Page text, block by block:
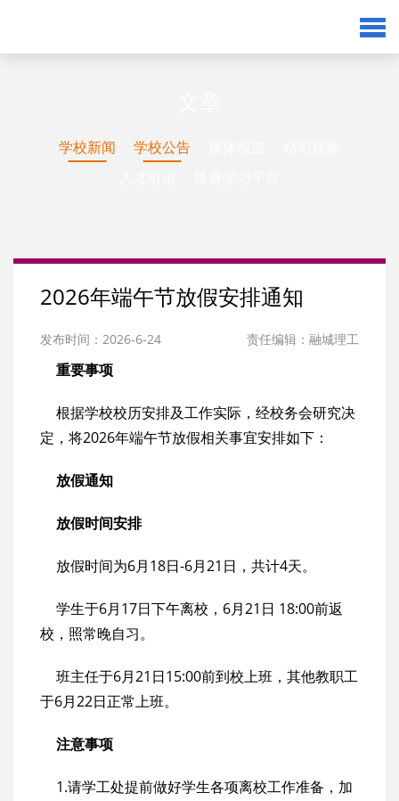
学校新闻 学校公告
2026年端午节放假安排通知
发布时间：2026-6-24 责任编辑：融城理工
重要事项
根据学校校历安排及工作实际，经校务会研究决
定，将2026年端午节放假相关事宜安排如下：
放假通知
放假时间安排
放假时间为6月18日-6月21日，共计4天。
学生于6月17日下午离校，6月21日 18:00前返
校，照常晚自习。
班主任于6月21日15:00前到校上班，其他教职工
于6月22日正常上班。
注意事项
1.请学工处提前做好学生各项离校工作准备，加